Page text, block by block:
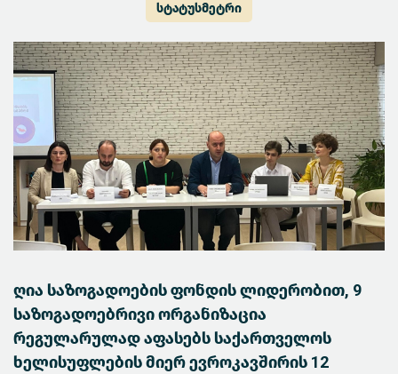
სტატუსმეტრი
ღია საზოგადოების ფონდის ლიდერობით, 9
საზოგადოებრივი ორგანიზაცია
რეგულარულად აფასებს საქართველოს
ხელისუფლების მიერ ევროკავშირის 12